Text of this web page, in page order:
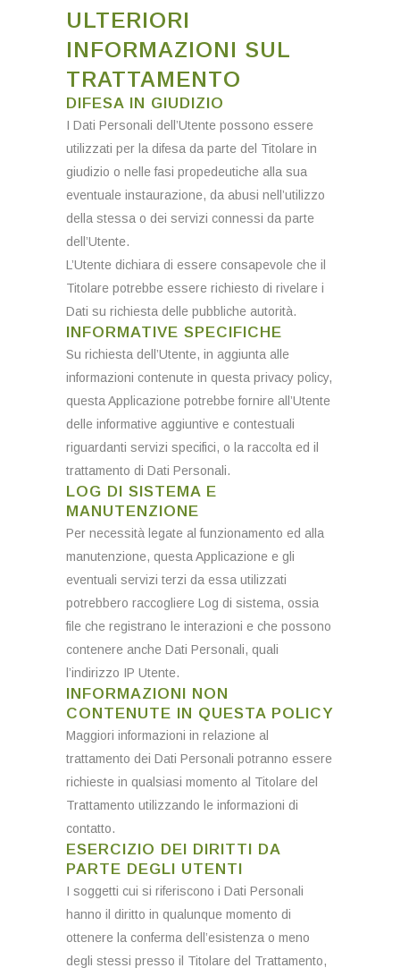
ULTERIORI
INFORMAZIONI SUL
TRATTAMENTO
DIFESA IN GIUDIZIO
I Dati Personali dell’Utente possono essere
utilizzati per la difesa da parte del Titolare in
giudizio o nelle fasi propedeutiche alla sua
eventuale instaurazione, da abusi nell’utilizzo
della stessa o dei servizi connessi da parte
dell’Utente.
L’Utente dichiara di essere consapevole che il
Titolare potrebbe essere richiesto di rivelare i
Dati su richiesta delle pubbliche autorità.
INFORMATIVE SPECIFICHE
Su richiesta dell’Utente, in aggiunta alle
informazioni contenute in questa privacy policy,
questa Applicazione potrebbe fornire all’Utente
delle informative aggiuntive e contestuali
riguardanti servizi specifici, o la raccolta ed il
trattamento di Dati Personali.
LOG DI SISTEMA E
MANUTENZIONE
Per necessità legate al funzionamento ed alla
manutenzione, questa Applicazione e gli
eventuali servizi terzi da essa utilizzati
potrebbero raccogliere Log di sistema, ossia
file che registrano le interazioni e che possono
contenere anche Dati Personali, quali
l’indirizzo IP Utente.
INFORMAZIONI NON
CONTENUTE IN QUESTA POLICY
Maggiori informazioni in relazione al
trattamento dei Dati Personali potranno essere
richieste in qualsiasi momento al Titolare del
Trattamento utilizzando le informazioni di
contatto.
ESERCIZIO DEI DIRITTI DA
PARTE DEGLI UTENTI
I soggetti cui si riferiscono i Dati Personali
hanno il diritto in qualunque momento di
ottenere la conferma dell’esistenza o meno
degli stessi presso il Titolare del Trattamento,